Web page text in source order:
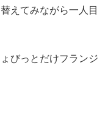
えてみながら一人目
びっとだけフランジ